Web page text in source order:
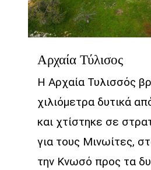
Αρχαία Τύλισος
Η Αρχαία Τυλισσός
χιλιόμετρα δυτικά
και χτίστηκε σε
για τους Μινωίτες,
την Κνωσό προς τα